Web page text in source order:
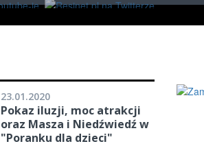
23.01.2020
Pokaz iluzji, moc atrakcji
oraz Masza i Niedźwiedź w
"Poranku dla dzieci"